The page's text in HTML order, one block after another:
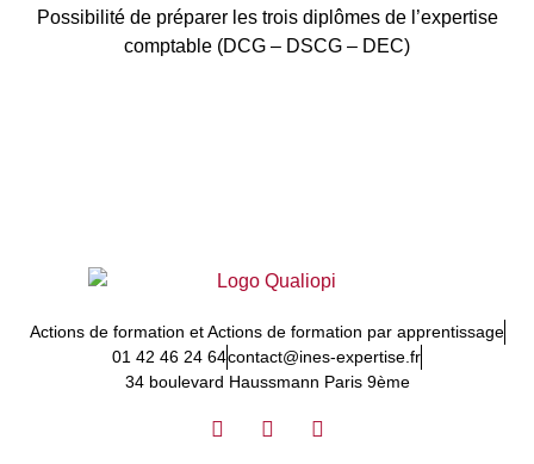
Possibilité de préparer les trois diplômes de l’expertise
comptable (DCG – DSCG – DEC)
Actions de formation et Actions de formation par apprentissage
01 42 46 24 64contact@ines-expertise.fr
34 boulevard Haussmann Paris 9ème